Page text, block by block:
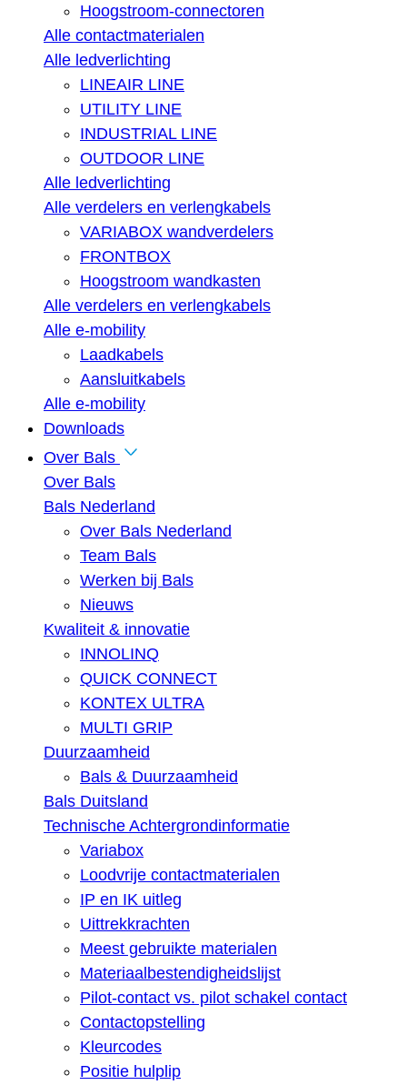
Hoogstroom-connectoren
Alle contactmaterialen
Alle ledverlichting
LINEAIR LINE
UTILITY LINE
INDUSTRIAL LINE
OUTDOOR LINE
Alle ledverlichting
Alle verdelers en verlengkabels
VARIABOX wandverdelers
FRONTBOX
Hoogstroom wandkasten
Alle verdelers en verlengkabels
Alle e-mobility
Laadkabels
Aansluitkabels
Alle e-mobility
Downloads
Over Bals
Over Bals
Bals Nederland
Over Bals Nederland
Team Bals
Werken bij Bals
Nieuws
Kwaliteit & innovatie
INNOLINQ
QUICK CONNECT
KONTEX ULTRA
MULTI GRIP
Duurzaamheid
Bals & Duurzaamheid
Bals Duitsland
Technische Achtergrondinformatie
Variabox
Loodvrije contactmaterialen
IP en IK uitleg
Uittrekkrachten
Meest gebruikte materialen
Materiaalbestendigheidslijst
Pilot-contact vs. pilot schakel contact
Contactopstelling
Kleurcodes
Positie hulplip